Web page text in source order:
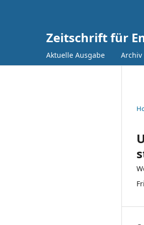
Zeitschrift für
Aktuelle Ausgabe Archiv